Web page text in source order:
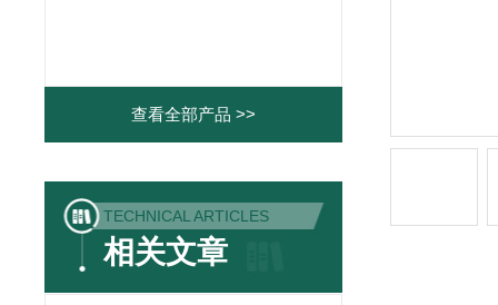
查看全部产品 >>
TECHNICAL ARTICLES
相关文章